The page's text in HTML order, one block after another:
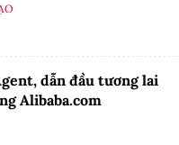
dẫn đầu tương lai
Alibaba.com